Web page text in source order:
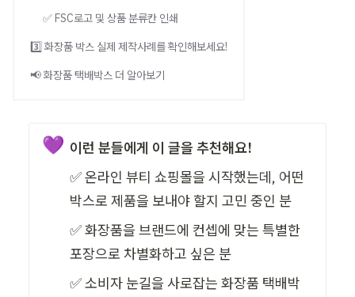
✅ FSC로고 및 상품 분류칸 인쇄
3️⃣ 화장품 박스 실제 제작사례를 확인해보세요!
📢 화장품 택배박스 더 알아보기
💜 이런 분들에게 이 글을 추천해요!
✅ 온라인 뷰티 쇼핑몰을 시작했는데, 어떤
박스로 제품을 보내야 할지 고민 중인 분
✅ 화장품을 브랜드에 컨셉에 맞는 특별한
포장으로 차별화하고 싶은 분
✅ 소비자 눈길을 사로잡는 화장품 택배박